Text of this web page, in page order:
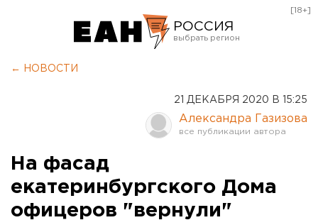
РОССИЯ
Оренбург
[18+]
← НОВОСТИ
21 ДЕКАБРЯ 2020 В 15:25
Александра Газизова
На фасад
екатеринбургского Дома
офицеров "вернули"